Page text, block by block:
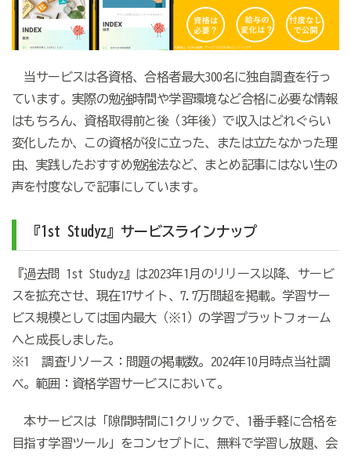
当サービスは各資格、合格者最大300名に独自調査を行っ
ています。実際の勉強時間や学習環境など合格に必要な情報
はもちろん、資格取得前と後（3年後）で収入はどれぐらい
変化したか、この資格が役に立った、または立たなかった理
由、実践したおすすめ勉強法など、まとめ記事にはない生の
声を忖度なしで記事にしています。
『1st Studyz』サービスラインナップ
『過去問 1st Studyz』は2023年1月のリリース以降、サービ
スを拡充させ、現在17サイト、7.7万問超を掲載。学習サー
ビス規模としては国内最大（※1）の学習プラットフォーム
へと成長しました。
※1 調査リソース：問題の掲載数。2024年10月時点当社調
べ。範囲：資格学習サービスにおいて。
本サービスは「隙間時間に1クリックで、1番手軽に合格を
目指す学習ツール」をコンセプトに、無料で学習し放題、会